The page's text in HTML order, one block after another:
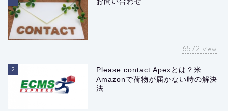
6572 view
2
Please contact Apexとは？米
Amazonで荷物が届かない時の解決
法